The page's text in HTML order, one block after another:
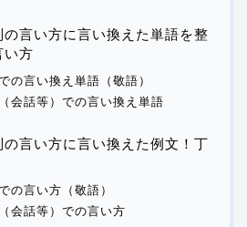
の言い方に言い換えた単語を整
い方
の言い換え単語（敬語）
会話等）での言い換え単語
の言い方に言い換えた例文！丁
の言い方（敬語）
会話等）での言い方